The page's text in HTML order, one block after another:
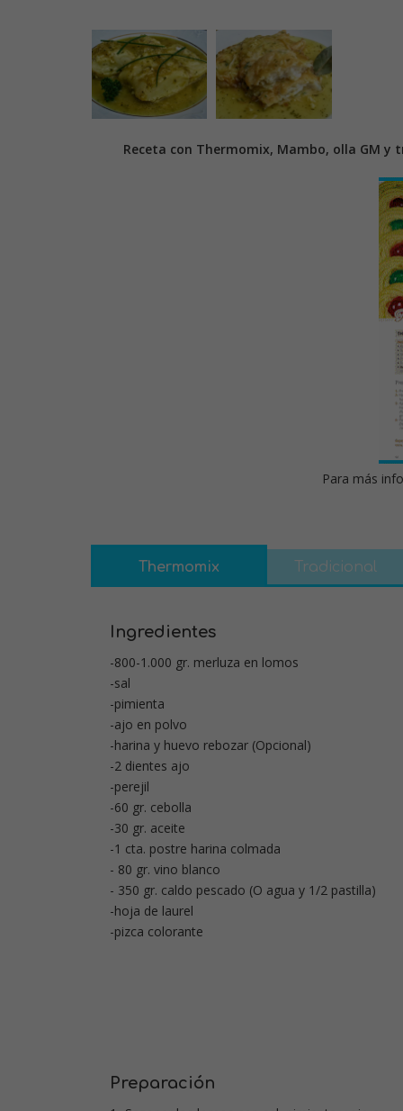
Receta con Thermomix, Mambo, olla GM y
Para más
Thermomix Tradicional
Ingredientes
-800-1.000 gr. merluza en lomos
-sal
-pimienta
-ajo en polvo
-harina y huevo rebozar (Opcional)
-2 dientes ajo
-perejil
-60 gr. cebolla
-30 gr. aceite
-1 cta. postre harina colmada
- 80 gr. vino blanco
- 350 gr. caldo pescado (O agua y 1/2 pastilla)
-hoja de laurel
-pizca colorante
Preparación